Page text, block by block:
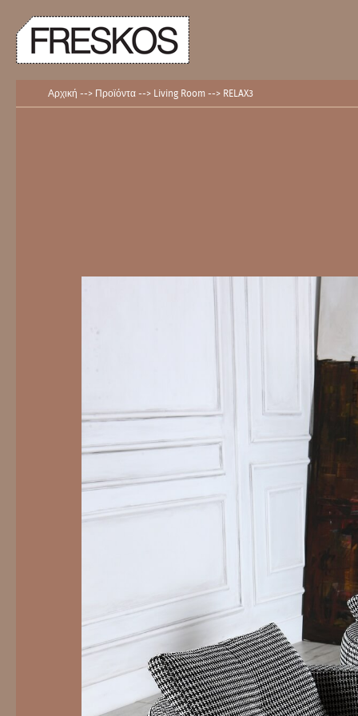
content
Αρχική --> Προϊόντα --> Living Room --> RELAX3